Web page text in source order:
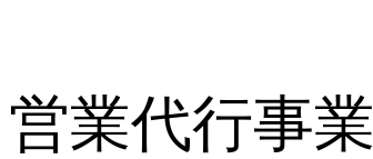
営業代行事